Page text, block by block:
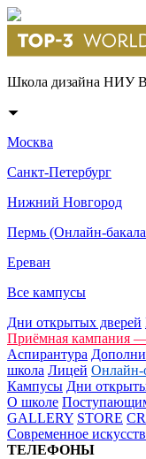
Школа дизайна НИУ
Москва
Санкт-Петербург
Нижний Новгород
Пермь (Онлайн-
Ереван
Все кампусы
Дни открытых дверей
Приёмная кампания
Аспирантура
школа Лицей Онлайн-
Кампусы Дни
О школе
GALLERY STORE
Современное
ТЕЛЕФОНЫ